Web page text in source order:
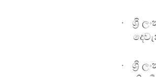
·
ශ්‍රී
·
ශ්‍රී